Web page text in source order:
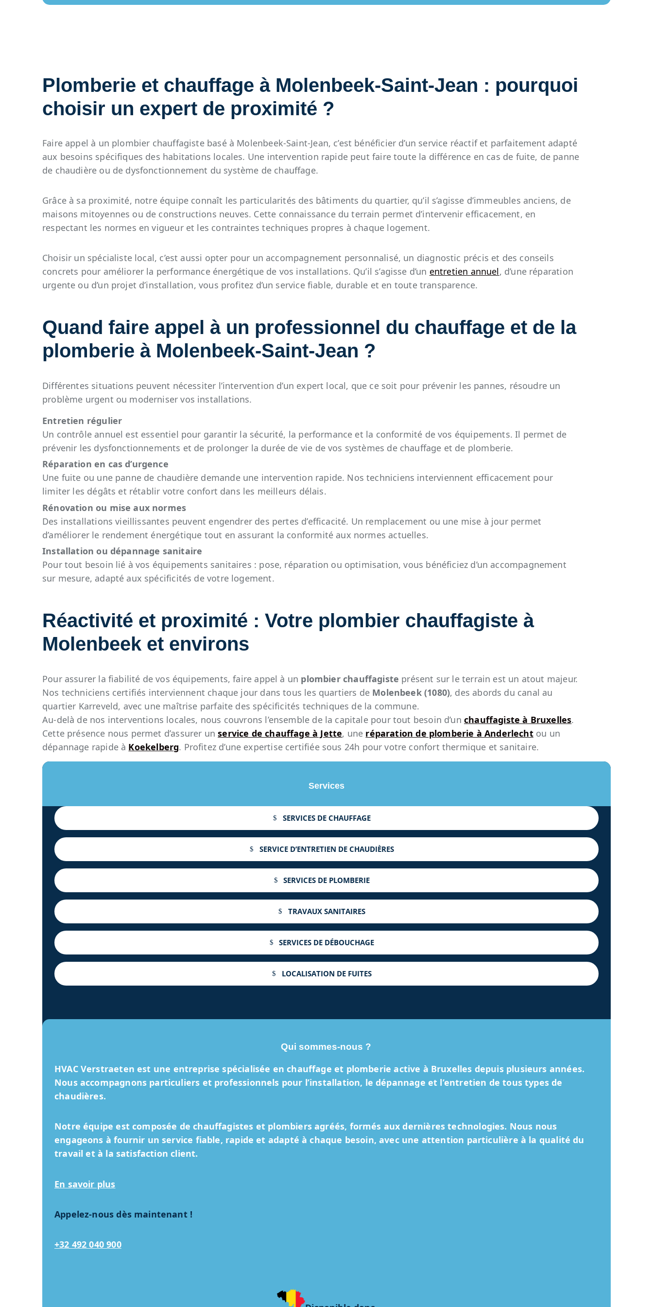
Plomberie et chauffage à Molenbeek-Saint-Jean : pourquoi
choisir un expert de proximité ?
Faire appel à un plombier chauffagiste basé à Molenbeek-Saint-Jean, c’est bénéficier d’un service réactif et parfaitement adapté
aux besoins spécifiques des habitations locales. Une intervention rapide peut faire toute la différence en cas de fuite, de panne
de chaudière ou de dysfonctionnement du système de chauffage.
Grâce à sa proximité, notre équipe connaît les particularités des bâtiments du quartier, qu’il s’agisse d’immeubles anciens, de
maisons mitoyennes ou de constructions neuves. Cette connaissance du terrain permet d’intervenir efficacement, en
respectant les normes en vigueur et les contraintes techniques propres à chaque logement.
Choisir un spécialiste local, c’est aussi opter pour un accompagnement personnalisé, un diagnostic précis et des conseils
concrets pour améliorer la performance énergétique de vos installations. Qu’il s’agisse d’un entretien annuel, d’une réparation
urgente ou d’un projet d’installation, vous profitez d’un service fiable, durable et en toute transparence.
Quand faire appel à un professionnel du chauffage et de la
plomberie à Molenbeek-Saint-Jean ?
Différentes situations peuvent nécessiter l’intervention d’un expert local, que ce soit pour prévenir les pannes, résoudre un
problème urgent ou moderniser vos installations.
Entretien régulier
Un contrôle annuel est essentiel pour garantir la sécurité, la performance et la conformité de vos équipements. Il permet de
prévenir les dysfonctionnements et de prolonger la durée de vie de vos systèmes de chauffage et de plomberie.
Réparation en cas d’urgence
Une fuite ou une panne de chaudière demande une intervention rapide. Nos techniciens interviennent efficacement pour
limiter les dégâts et rétablir votre confort dans les meilleurs délais.
Rénovation ou mise aux normes
Des installations vieillissantes peuvent engendrer des pertes d’efficacité. Un remplacement ou une mise à jour permet
d’améliorer le rendement énergétique tout en assurant la conformité aux normes actuelles.
Installation ou dépannage sanitaire
Pour tout besoin lié à vos équipements sanitaires : pose, réparation ou optimisation, vous bénéficiez d’un accompagnement
sur mesure, adapté aux spécificités de votre logement.
Réactivité et proximité : Votre plombier chauffagiste à
Molenbeek et environs
Pour assurer la fiabilité de vos équipements, faire appel à un plombier chauffagiste présent sur le terrain est un atout majeur.
Nos techniciens certifiés interviennent chaque jour dans tous les quartiers de Molenbeek (1080), des abords du canal au
quartier Karreveld, avec une maîtrise parfaite des spécificités techniques de la commune.
Au-delà de nos interventions locales, nous couvrons l’ensemble de la capitale pour tout besoin d’un chauffagiste à Bruxelles.
Cette présence nous permet d’assurer unservice de chauffage à Jette, une réparation de plomberie à Anderlechtou un
dépannage rapide à Koekelberg. Profitez d’une expertise certifiée sous 24h pour votre confort thermique et sanitaire.
Services
SERVICES DE CHAUFFAGE
SERVICE D’ENTRETIEN DE CHAUDIÈRES
SERVICES DE PLOMBERIE
TRAVAUX SANITAIRES
SERVICES DE DÉBOUCHAGE
LOCALISATION DE FUITES
Qui sommes-nous ?
HVAC Verstraeten est une entreprise spécialisée en chauffage et plomberie active à Bruxelles depuis plusieurs années.
Nous accompagnons particuliers et professionnels pour l’installation, le dépannage et l’entretien de tous types de
chaudières.
Notre équipe est composée de chauffagistes et plombiers agréés, formés aux dernières technologies. Nous nous
engageons à fournir un service fiable, rapide et adapté à chaque besoin, avec une attention particulière à la qualité du
travail et à la satisfaction client.
En savoir plus
Appelez-nous dès maintenant !
+32 492 040 900